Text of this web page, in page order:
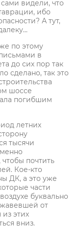
видели, что
ибо
А тут,
по этому
в
до сих пор так
сделано, так это
шоссе
погибшим
летних
тысячи
почтить
Кое-кто
ДК, а это уже
части
буквально
от
этих
вниз.